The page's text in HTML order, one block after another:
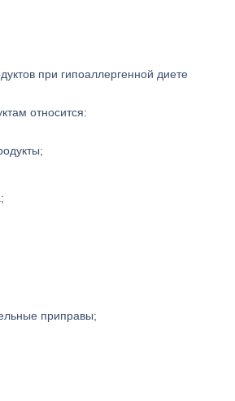
при гипоаллергенной диете
относится:
приправы;